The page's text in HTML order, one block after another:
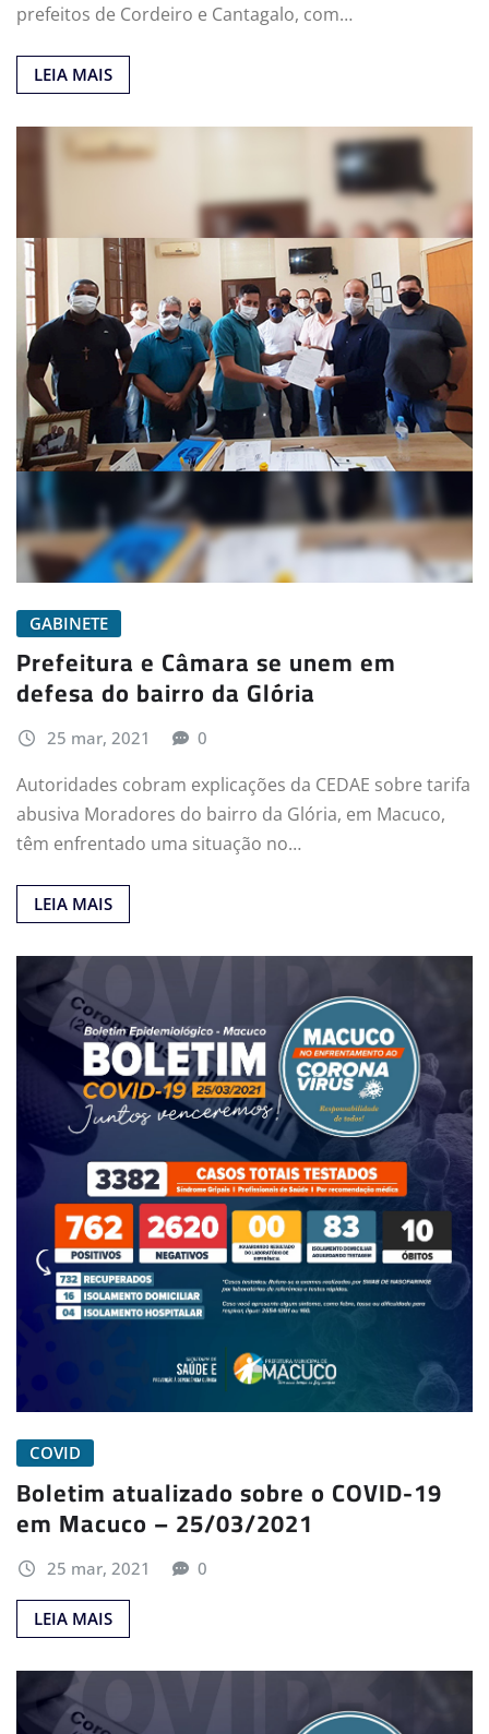
prefeitos de Cordeiro e Cantagalo, com…
LEIA MAIS
GABINETE
Prefeitura e Câmara se unem em
defesa do bairro da Glória
25 mar, 2021 0
Autoridades cobram explicações da CEDAE sobre tarifa
abusiva Moradores do bairro da Glória, em Macuco,
têm enfrentado uma situação no…
LEIA MAIS
COVID
Boletim atualizado sobre o COVID-19
em Macuco – 25/03/2021
25 mar, 2021 0
LEIA MAIS